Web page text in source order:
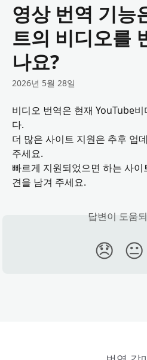
영상 번역 기능
트의 비디오를
나요?
2026년 5월 28일
비디오 번역은 현재 YouTube
다.
더 많은 사이트 지원은 추후 업
주세요.
빠르게 지원되었으면 하는 사
견을 남겨 주세요.
답변이 도움
😞 😐